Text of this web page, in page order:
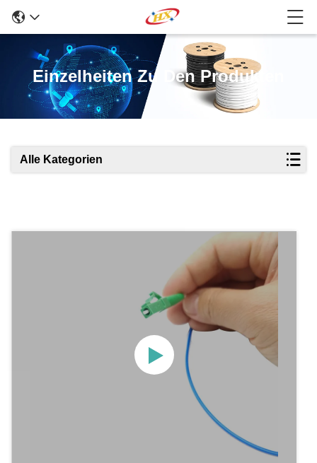
Einzelheiten Zu Den Produkten
Alle Kategorien